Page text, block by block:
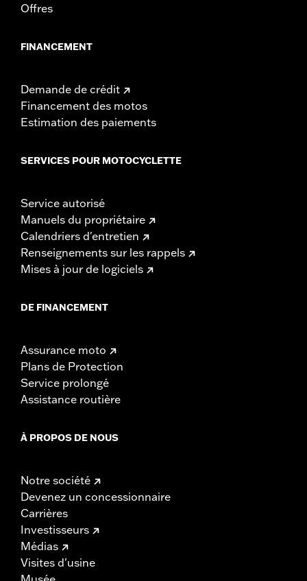
Offres
FINANCEMENT
Demande de crédit
Financement des motos
Estimation des paiements
SERVICES POUR MOTOCYCLETTE
Service autorisé
Manuels du propriétaire
Calendriers d'entretien
Renseignements sur les rappels
Mises à jour de logiciels
DE FINANCEMENT
Assurance moto
Plans de Protection
Service prolongé
Assistance routière
À PROPOS DE NOUS
Notre société
Devenez un concessionnaire
Carrières
Investisseurs
Médias
Visites d'usine